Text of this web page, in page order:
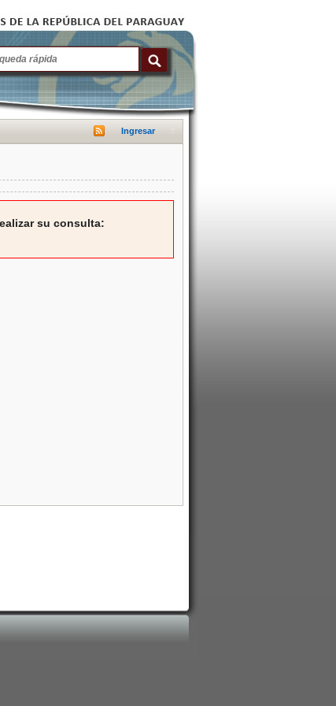
Ingresar
su consulta: